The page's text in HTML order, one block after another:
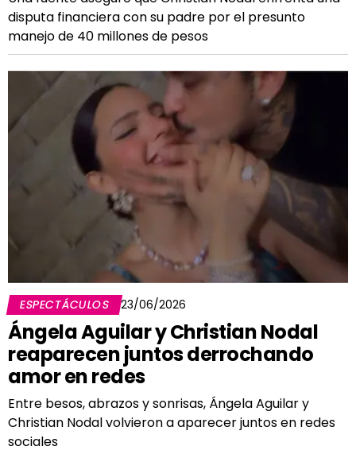
disputa financiera con su padre por el presunto
manejo de 40 millones de pesos
ESPECTÁCULOS 23/06/2026
Ángela Aguilar y Christian Nodal
reaparecen juntos derrochando
amor en redes
Entre besos, abrazos y sonrisas, Ángela Aguilar y
Christian Nodal volvieron a aparecer juntos en redes
sociales